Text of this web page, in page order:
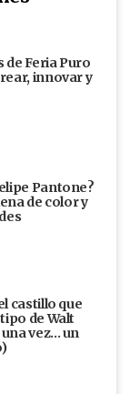
de Feria Puro
innovar y
Pantone?
de color y
castillo que
de Walt
vez... un